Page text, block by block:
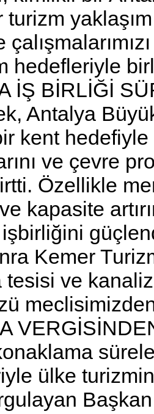
hedefleriyle
İŞ BİRLİĞİ
Antalya
kent
ve çevre
Özellikle
kapasite
işbirliğini
Kemer
tesisi ve
ülke